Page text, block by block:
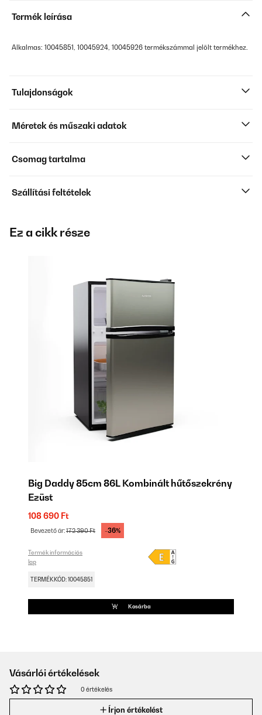
Termék leírása
Alkalmas: 10045851, 10045924, 10045926 termékszámmal jelölt termékhez.
Tulajdonságok
Méretek és műszaki adatok
Csomag tartalma
Szállítási feltételek
Ez a cikk része
Big Daddy 85cm 86L Kombinált hűtőszekrény
Ezüst
108 690 Ft
Bevezető ár:172 390 Ft -36%
Termék információs
lap
TERMÉKKÓD: 10045851
Kosárba
Vásárlói értékelések
0 értékelés
Írjon értékelést